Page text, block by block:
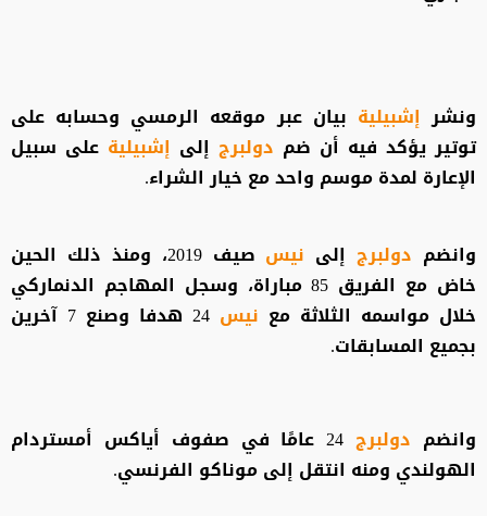
ونشرإشبيلية بيان عبر موقعه الرمسي وحسابه على
توتير يؤكد فيه أن ضم دولبرج إلى إشبيلية على سبيل
الإعارة لمدة موسم واحد مع خيار الشراء.
وانضم دولبرج إلى نيس
صيف 2019، ومنذ ذلك الحين
خاض مع الفريق 85 مباراة، وسجل المهاجم الدنماركي
خلال مواسمه الثلاثة مع نيس
24 هدفا وصنع 7 آخرين
بجميع المسابقات.
وانضم دولبرج
24 عامًا في صفوف أياكس أمستردام
الهولندي ومنه انتقل إلى موناكو الفرنسي.